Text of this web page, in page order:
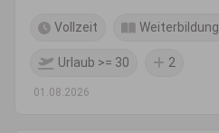
Vollzeit
Urlaub >= 30 2
01.08.2026